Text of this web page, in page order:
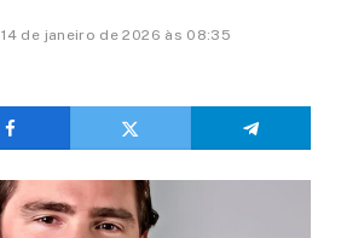
14 de janeiro de 2026 às 08:35